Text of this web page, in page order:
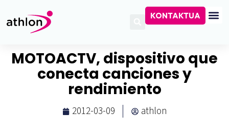
KONTAKTUA
MOTOACTV, dispositivo que
conecta canciones y
rendimiento
2012-03-09 athlon